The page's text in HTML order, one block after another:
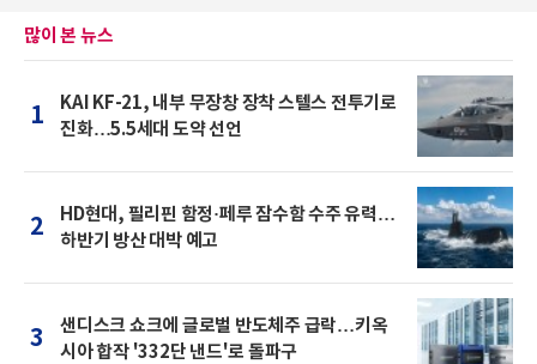
많이 본 뉴스
1
KAI KF-21, 내부 무장창 장착 스텔스 전투기로
진화…5.5세대 도약 선언
2
HD현대, 필리핀 함정·페루 잠수함 수주 유력…
하반기 방산 대박 예고
3
샌디스크 쇼크에 글로벌 반도체주 급락…키옥
시아 합작 '332단 낸드'로 돌파구